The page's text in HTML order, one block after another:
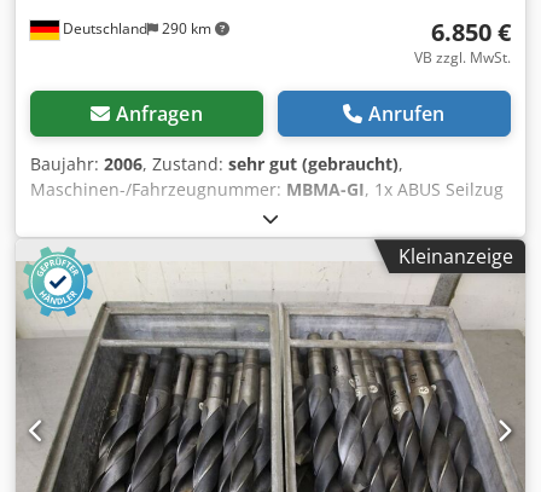
Deutschland 290 km 6.850 €
VB zzgl. MwSt.
Anfragen Anrufen
Baujahr: 2006, Zustand: sehr gut (gebraucht),
Maschinen-/Fahrzeugnummer: MBMA-GI, 1x ABUS Seilzug
Kran Hubwerk 6300KG 6,3to GM2063H6-201.41.063 E160 4
Stück vorhanden Nutzlast 6300KG / 6,3t Nutzlast / Hebelast
- 4-stränig mit 2 Hub-Geschwindigkeiten, Hubhöhe ca 6m,
Spurweite des Hubwerks ca 30cm (+- ein paar cm
einstellbar) Cedpfxovbck As Al Rjha mit Steuerflasche und
Anschlussstecker für die Stromversorgung Gewicht
komplett ca. 400 Kg, Anschluss an 400V 50Hz Sehr guter
Zustand, Siehe Bilder Artikelstandort ist 75053
Gondelsheim Siehe Bilder
Kleinanzeige